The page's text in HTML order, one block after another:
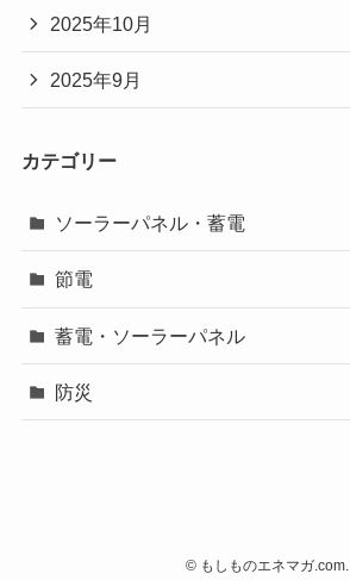
2025年10月
2025年9月
カテゴリー
ソーラーパネル・蓄電
節電
蓄電・ソーラーパネル
防災
©もしものエネマガ.com.